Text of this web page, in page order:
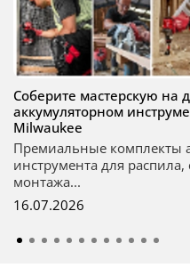
Соберите мастерскую на
аккумуляторном
Milwaukee
Премиальные комплекты
инструмента для
монтажа...
16.07.2026